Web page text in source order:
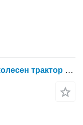
Силоотводен вал 6005025921 за колесен трактор Claas Ares 696